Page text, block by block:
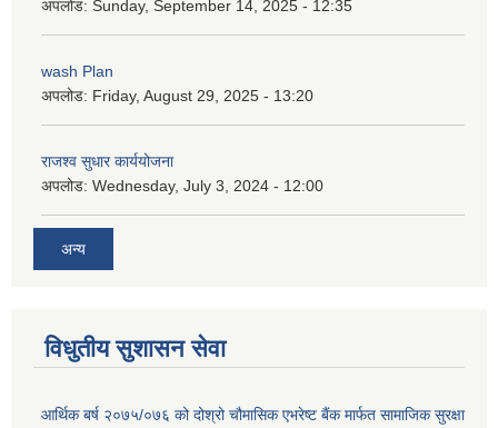
अपलोड: Sunday, September 14, 2025 - 12:35
wash Plan
अपलोड: Friday, August 29, 2025 - 13:20
राजश्व सुधार कार्ययोजना
अपलोड: Wednesday, July 3, 2024 - 12:00
अन्य
विधुतीय सुशासन सेवा
आर्थिक बर्ष २०७५/०७६ को दोश्रो चौमासिक एभरेष्ट बैंक मार्फत सामाजिक सुरक्षा